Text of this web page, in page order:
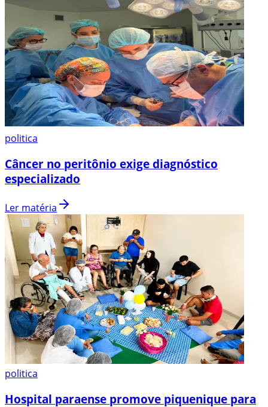
politica
Câncer no peritônio exige diagnóstico
especializado
Ler matéria
politica
Hospital paraense promove piquenique para